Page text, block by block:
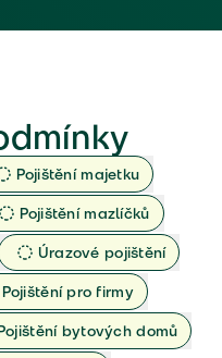
Pojištění majetku
Pojištění mazlíčků
Úrazové pojištění
Pojištění pro firmy
bytových domů